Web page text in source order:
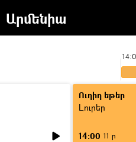
Արմենիա
Ուղիղ եթեր
Լուրեր
14:00 11 ր